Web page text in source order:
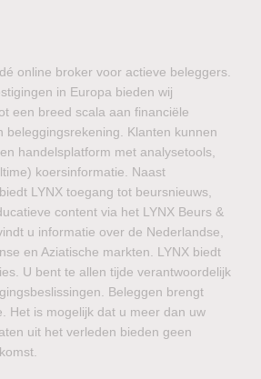
online broker voor actieve beleggers.
in Europa bieden wij
een breed scala aan financiële
beleggingsrekening. Klanten kunnen
handelsplatform met analysetools,
koersinformatie. Naast
LYNX toegang tot beursnieuws,
content via het LYNX Beurs &
u informatie over de Nederlandse,
en Aziatische markten. LYNX biedt
U bent te allen tijde verantwoordelijk
Beleggen brengt
Het is mogelijk dat u meer dan uw
uit het verleden bieden geen